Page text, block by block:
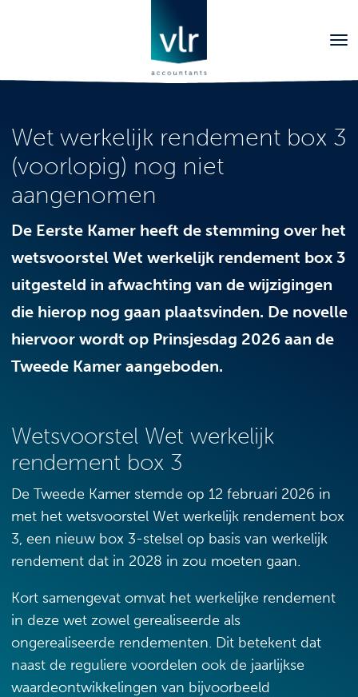
Wet werkelijk rendement box 3
(voorlopig) nog niet
aangenomen
De Eerste Kamer heeft de stemming over het
wetsvoorstel Wet werkelijk rendement box 3
uitgesteld in afwachting van de wijzigingen
die hierop nog gaan plaatsvinden. De novelle
hiervoor wordt op Prinsjesdag 2026 aan de
Tweede Kamer aangeboden.
Wetsvoorstel Wet werkelijk
rendement box 3
De Tweede Kamer stemde op 12 februari 2026 in
met het wetsvoorstel Wet werkelijk rendement box
3, een nieuw box 3-stelsel op basis van werkelijk
rendement dat in 2028 in zou moeten gaan.
Kort samengevat omvat het werkelijke rendement
in deze wet zowel gerealiseerde als
ongerealiseerde rendementen. Dit betekent dat
naast de reguliere voordelen ook de jaarlijkse
waardeontwikkelingen van bijvoorbeeld